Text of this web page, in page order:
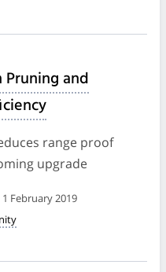
and
range proof
upgrade
February 2019